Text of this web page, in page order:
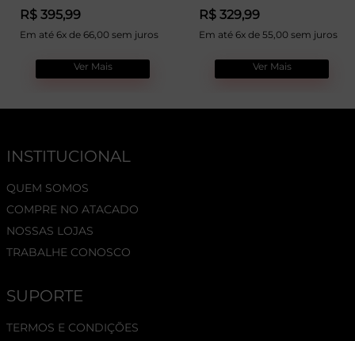
R$ 395,99
Em até 6x de 66,00 sem juros
Ver Mais
R$ 329,99
Em até 6x de 55,00 sem juros
Ver Mais
INSTITUCIONAL
QUEM SOMOS
COMPRE NO ATACADO
NOSSAS LOJAS
TRABALHE CONOSCO
SUPORTE
TERMOS E CONDIÇÕES